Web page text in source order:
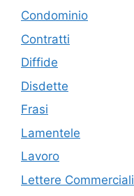
Condominio
Contratti
Diffide
Disdette
Frasi
Lamentele
Lavoro
Lettere Commerciali